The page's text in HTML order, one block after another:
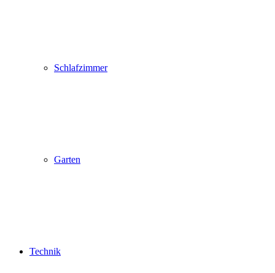
Schlafzimmer
Garten
Technik